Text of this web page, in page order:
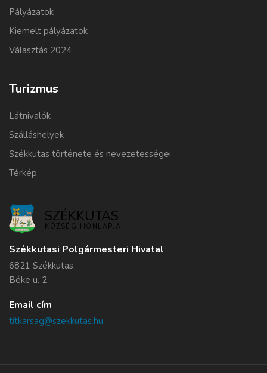
Pályázatok
Kiemelt pályázatok
Választás 2024
Turizmus
Látnivalók
Szálláshelyek
Székkutas története és nevezetességei
Térkép
SZÉKKUTAS
KÖZSÉG HONLAPJA
Székkutasi Polgármesteri Hivatal
6821 Székkutas,
Béke u. 2.
Email cím
titkarsag@szekkutas.hu